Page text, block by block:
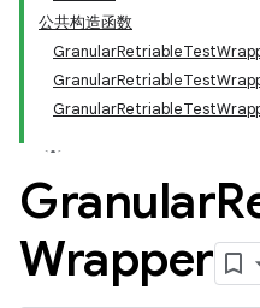
公共构造函数
Granular
Wrapper